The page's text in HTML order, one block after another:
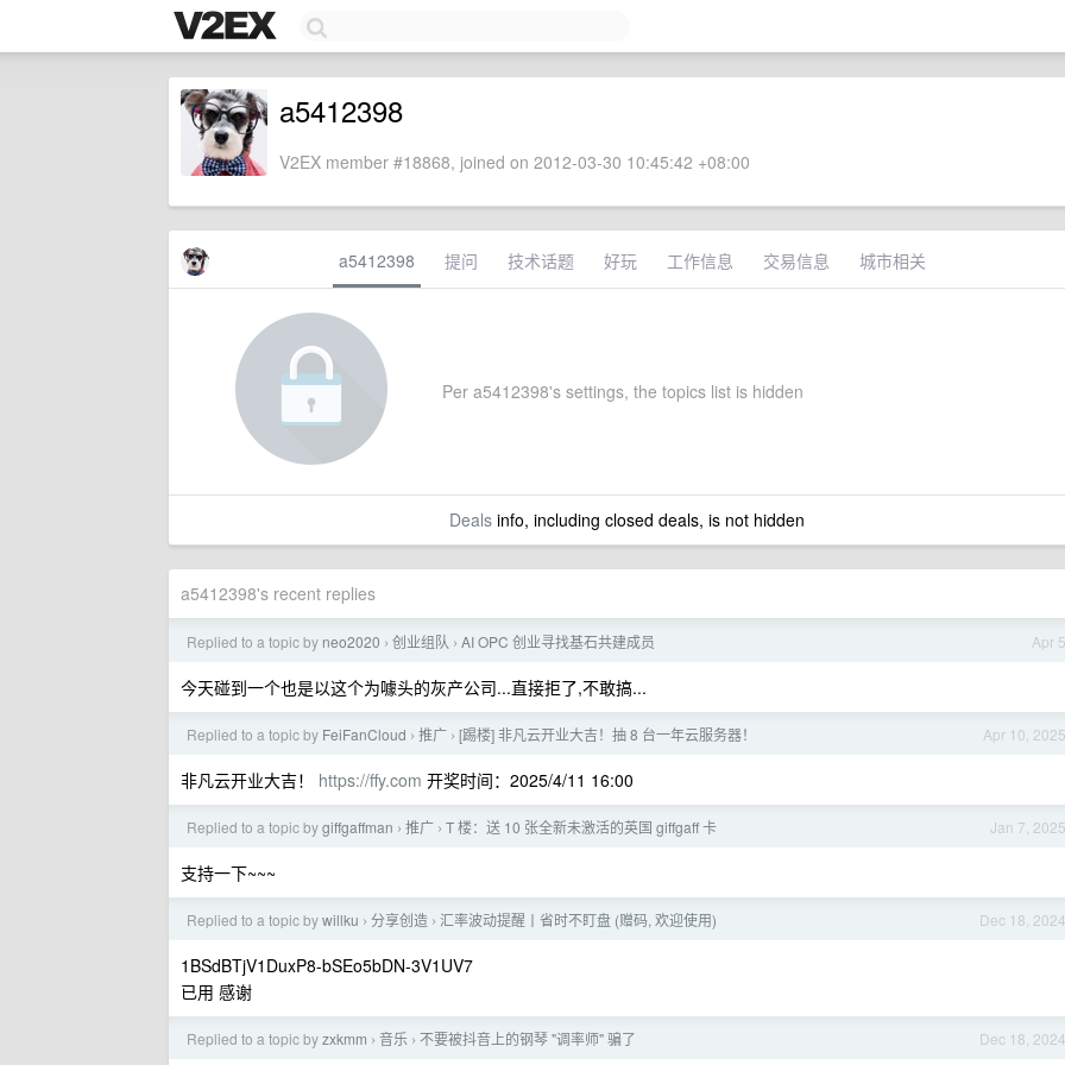
a5412398
V2EX member #18868, joined on 2012-03-30 10:45:42 +08:00
a5412398 提问 技术话题 好玩 工作信息 交易信息 城市相关
Per a5412398's settings, the topics list is hidden
Dealsinfo, including closed deals, is not hidden
a5412398's recent replies
Apr 5
Replied to a topic by neo2020 › 创业组队 › AI OPC 创业寻找基石共建成员
今天碰到一个也是以这个为噱头的灰产公司...直接拒了,不敢搞...
Apr 10, 2025
Replied to a topic by FeiFanCloud › 推广 › [踢楼] 非凡云开业大吉！抽 8 台一年云服务器！
非凡云开业大吉！ https://ffy.com 开奖时间：2025/4/11 16:00
Jan 7, 2025
Replied to a topic bygiffgaffman › 推广 › T 楼：送 10 张全新未激活的英国 giffgaff 卡
支持一下~~~
Dec 18, 2024
Replied to a topic bywillku › 分享创造 › 汇率波动提醒丨省时不盯盘 (赠码, 欢迎使用)
1BSdBTjV1DuxP8-bSEo5bDN-3V1UV7
已用 感谢
Dec 18, 2024
Replied to a topic byzxkmm › 音乐 › 不要被抖音上的钢琴 "调率师" 骗了